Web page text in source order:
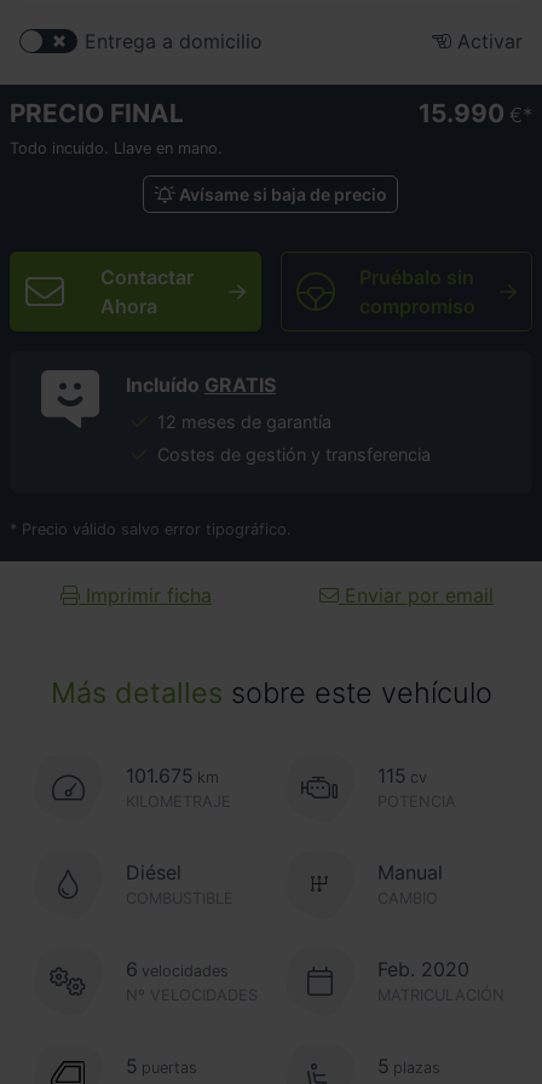
Más detalles sobre este vehículo
101.675 km
KILOMETRAJE
115 cv
POTENCIA
Diésel
COMBUSTIBLE CAMBIO
Manual
Nº VELOCIDADES
6 velocidades Feb. 2020
MATRICULACIÓN
5 puertas
5 plazas
Entrega a domicilio Activar
PRECIO FINAL 15.990 €
Todo incuido. Llave en mano.
Avísame si baja de precio
Contactar
Ahora
Pruébalo sin
compromiso
Incluído GRATIS
12 meses de garantía
Costes de gestión y transferencia
* Precio válido salvo error tipográfico.
Imprimir ficha Enviar por email